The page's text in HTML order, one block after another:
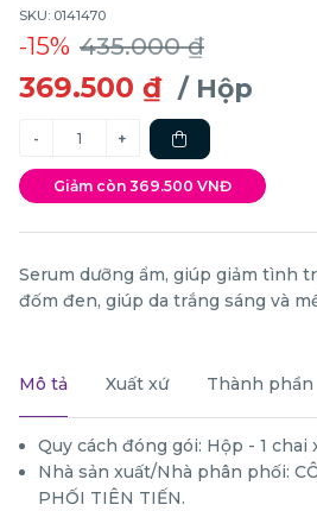
SKU: 0141470
-15% 435.000 ₫
369.500 ₫ / Hộp
Giảm còn 369.500 VNĐ
Serum dưỡng ẩm, giúp giảm tình
đốm đen, giúp da trắng sáng và
Mô tả Xuất xứ Thành phần
Quy cách đóng gói: Hộp - 1 chai
Nhà sản xuất/Nhà phân phối:
PHỐI TIÊN TIẾN.